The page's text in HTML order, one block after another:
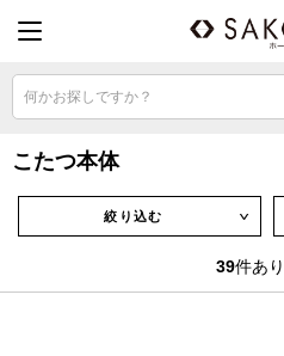
何かお探しですか？
こたつ本体
絞り込む ∨
39件あ